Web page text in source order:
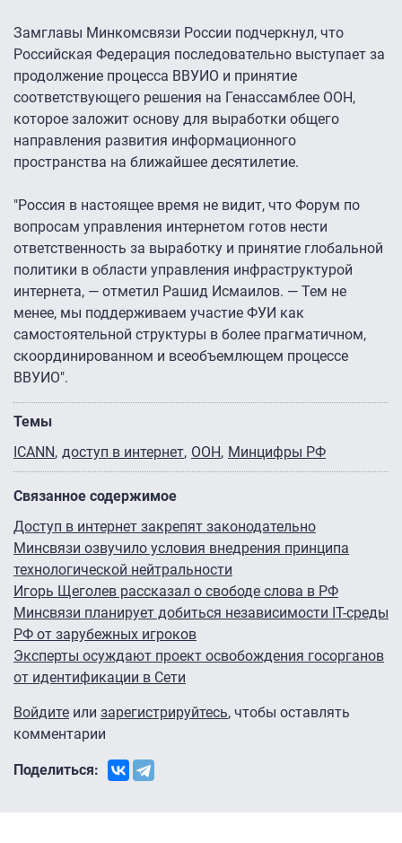
Замглавы Минкомсвязи России подчеркнул, что
Российская Федерация последовательно выступает за
продолжение процесса ВВУИО и принятие
соответствующего решения на Генассамблее ООН,
которое заложит основу для выработки общего
направления развития информационного
пространства на ближайшее десятилетие.
"Россия в настоящее время не видит, что Форум по
вопросам управления интернетом готов нести
ответственность за выработку и принятие глобальной
политики в области управления инфраструктурой
интернета, — отметил Рашид Исмаилов. — Тем не
менее, мы поддерживаем участие ФУИ как
самостоятельной структуры в более прагматичном,
скоординированном и всеобъемлющем процессе
ВВУИО".
Темы
ICANN доступ в интернет ООН Минцифры РФ
Связанное содержимое
Доступ в интернет закрепят законодательно
Минсвязи озвучило условия внедрения принципа
технологической нейтральности
Игорь Щеголев рассказал о свободе слова в РФ
Минсвязи планирует добиться независимости IT-среды
РФ от зарубежных игроков
Эксперты осуждают проект освобождения госорганов
от идентификации в Сети
Войдите или зарегистрируйтесь, чтобы оставлять
комментарии
Поделиться: